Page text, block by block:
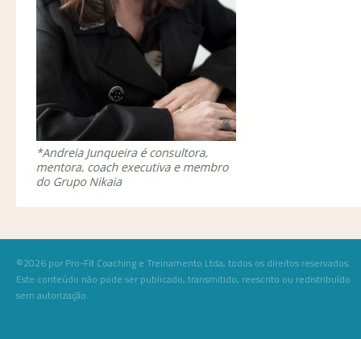
©2026 por Pro-Fit Coaching e Treinamento Ltda, todos os direitos reservados.
Este conteúdo não pode ser publicado, transmitido, reescrito ou redistribuído
sem autorização.